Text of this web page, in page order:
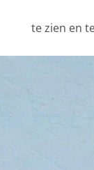
te zien en